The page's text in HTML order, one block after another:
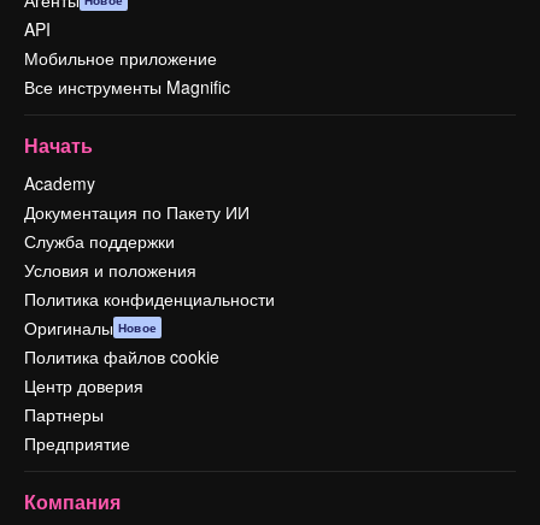
API
Мобильное приложение
Все инструменты Magnific
Начать
Academy
Документация по Пакету ИИ
Служба поддержки
Условия и положения
Политика конфиденциальности
Оригиналы Новое
Политика файлов cookie
Центр доверия
Партнеры
Предприятие
Компания